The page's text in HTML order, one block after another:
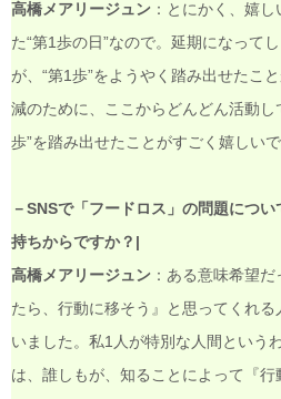
高橋メアリージュン ：とにかく、嬉
た“第1歩の日”なので。延期になって
が、“第1歩”をようやく踏み出せたこ
減のために、ここからどんどん活動し
歩”を踏み出せたことがすごく嬉しいで
－SNSで「フードロス」の問題につ
持ちからですか？|
高橋メアリージュン ：ある意味希望
たら、行動に移そう』と思ってくれ
いました。私1人が特別な人間という
は、誰しもが、知ることによって『